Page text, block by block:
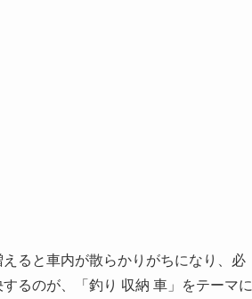
ると車内が散らかりがちになり、必
るのが、「釣り 収納 車」をテーマに